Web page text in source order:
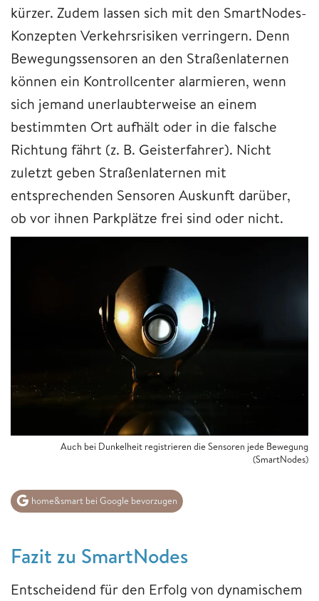
kürzer. Zudem lassen sich mit den SmartNodes-
Konzepten Verkehrsrisiken verringern. Denn
Bewegungssensoren an den Straßenlaternen
können ein Kontrollcenter alarmieren, wenn
sich jemand unerlaubterweise an einem
bestimmten Ort aufhält oder in die falsche
Richtung fährt (z. B. Geisterfahrer). Nicht
zuletzt geben Straßenlaternen mit
entsprechenden Sensoren Auskunft darüber,
ob vor ihnen Parkplätze frei sind oder nicht.
Auch bei Dunkelheit registrieren die Sensoren jede Bewegung
(SmartNodes)
home&smart bei Google bevorzugen
Fazit zu SmartNodes
Entscheidend für den Erfolg von dynamischem